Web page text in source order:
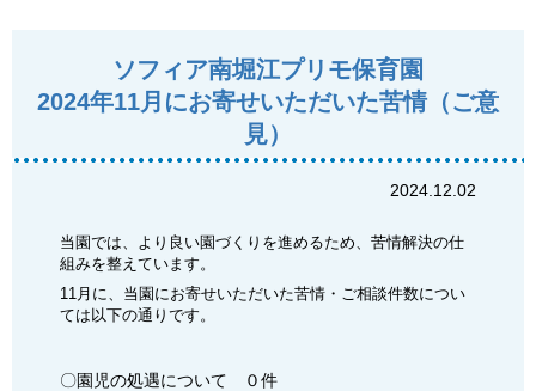
ソフィア南堀江プリモ保育園
2024年11月にお寄せいただいた苦情（ご意
見）
2024.12.02
当園では、より良い園づくりを進めるため、苦情解決の仕
組みを整えています。
11月に、当園にお寄せいただいた苦情・ご相談件数につい
ては以下の通りです。
〇園児の処遇について ０件